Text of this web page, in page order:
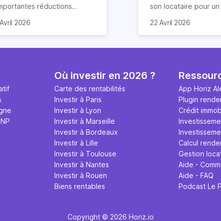
réductions
Elle concerne les
historique destinés à
et quelles
? Suivez notre guide
!
2026
son locataire pour
de nombreuses
Nous vous
sur le contrat de
22 Avril 2026
Où investir en 2026 ?
Carte des rentabilités
Investir à Paris
Investir à Lyon
Investir à Marseille
Investir à Bordeaux
Investir à Lille
Investir à Toulouse
Investir à Nantes
Investir à Rouen
Biens rentables
App Horiz
Plugin
Crédit
Calcul
Gestion
Aide -
Aide - FAQ
Podcast Le
Copyright © 2026 Horiz.io